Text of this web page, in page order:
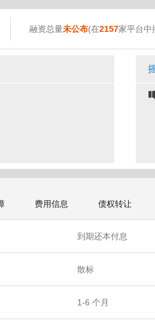
融资总量未公布(在2157家平台中
费用信息 债权转让
到期还本付息
散标
1-6 个月